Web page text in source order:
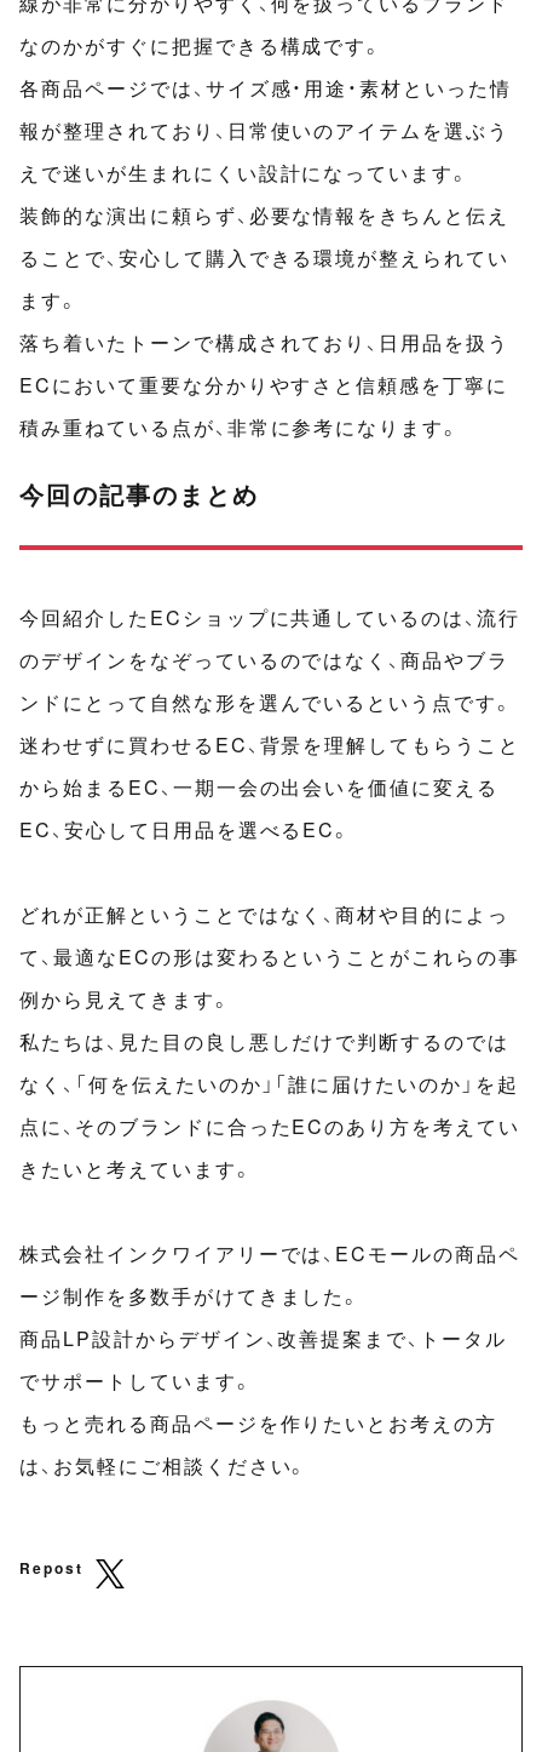
なのかがすぐに把握できる構成です。
各商品ページでは、サイズ感・用途・素材といった情
報が整理されており、日常使いのアイテムを選ぶう
えで迷いが生まれにくい設計になっています。
装飾的な演出に頼らず、必要な情報をきちんと伝え
ることで、安心して購入できる環境が整えられてい
ます。
落ち着いたトーンで構成されており、日用品を扱う
ECにおいて重要な分かりやすさと信頼感を丁寧に
積み重ねている点が、非常に参考になります。
今回の記事のまとめ
今回紹介したECショップに共通しているのは、流行
のデザインをなぞっているのではなく、商品やブラ
ンドにとって自然な形を選んでいるという点です。
迷わせずに買わせるEC、背景を理解してもらうこと
から始まるEC、一期一会の出会いを価値に変える
EC、安心して日用品を選べるEC。
どれが正解ということではなく、商材や目的によっ
て、最適なECの形は変わるということがこれらの事
例から見えてきます。
私たちは、見た目の良し悪しだけで判断するのでは
なく、「何を伝えたいのか」「誰に届けたいのか」を起
点に、そのブランドに合ったECのあり方を考えてい
きたいと考えています。
株式会社インクワイアリーでは、ECモールの商品ペ
ージ制作を多数手がけてきました。
商品LP設計からデザイン、改善提案まで、トータル
でサポートしています。
もっと売れる商品ページを作りたいとお考えの方
は、お気軽にご相談ください。
Repost